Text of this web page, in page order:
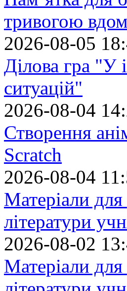
тривогою
2026-08-05
Ділова гра "У
ситуацій"
2026-08-04
Створення
Scratch
2026-08-04
Матеріали для
літератури
2026-08-02
Матеріали для